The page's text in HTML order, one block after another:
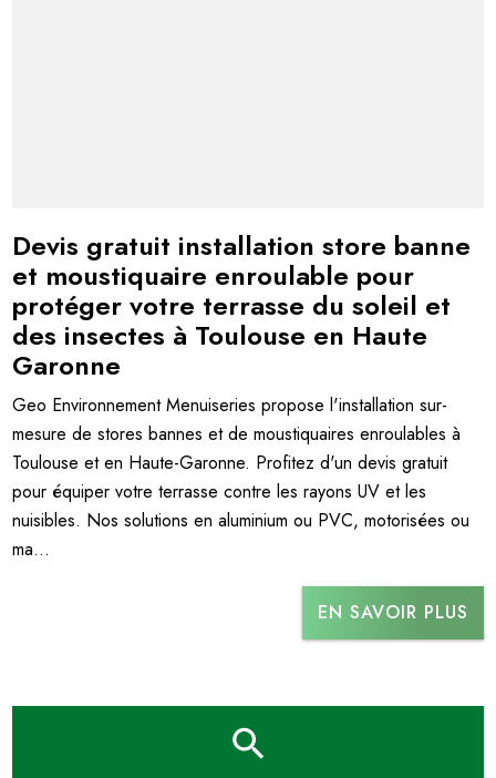
Devis gratuit installation store banne
et moustiquaire enroulable pour
protéger votre terrasse du soleil et
des insectes à Toulouse en Haute
Garonne
Geo Environnement Menuiseries propose l'installation sur-
mesure de stores bannes et de moustiquaires enroulables à
Toulouse et en Haute-Garonne. Profitez d'un devis gratuit
pour équiper votre terrasse contre les rayons UV et les
nuisibles. Nos solutions en aluminium ou PVC, motorisées ou
ma...
EN SAVOIR PLUS